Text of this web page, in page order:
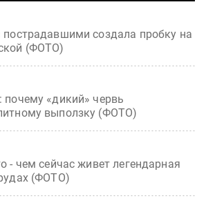
пострадавшими создала пробку на
(ФОТО)
«дикий» червь
выползку (ФОТО)
- чем сейчас живет легендарная
(ФОТО)